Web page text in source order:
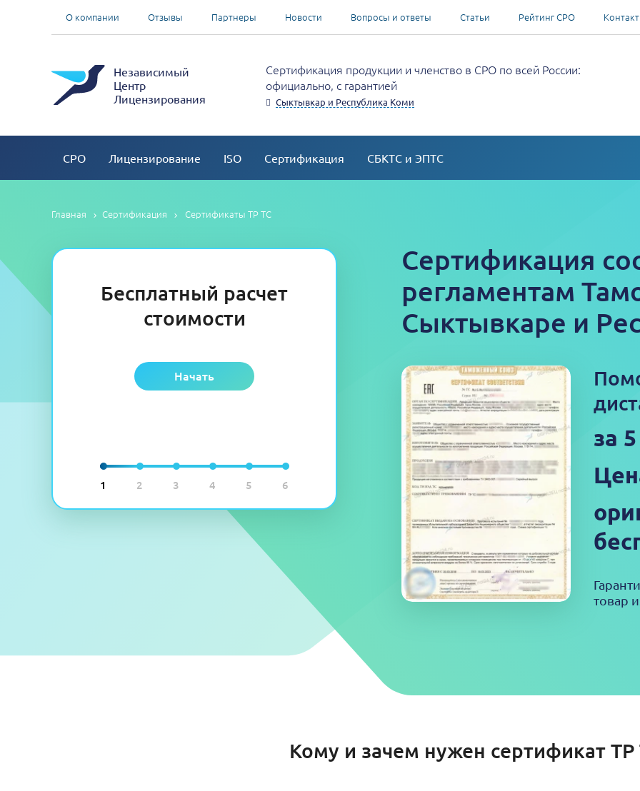
О компании Отзывы Партнеры Новости Вопросы и ответы Статьи Рейтинг СРО
Независимый
Центр
Лицензирования
Сертификация продукции и членство в СРО по всей России:
официально, с гарантией
Сыктывкар и Республика Коми
СРО Лицензирование ISO Сертификация СБКТС и ЭПТС
Главная Сертификация Сертификаты ТР ТС
1 2 3 4 5 6
Бесплатный расчет
стоимости
Начать
Сертификация
регламентам
Сыктывкаре и
за
товар
Кому и зачем нужен сертификат ТР